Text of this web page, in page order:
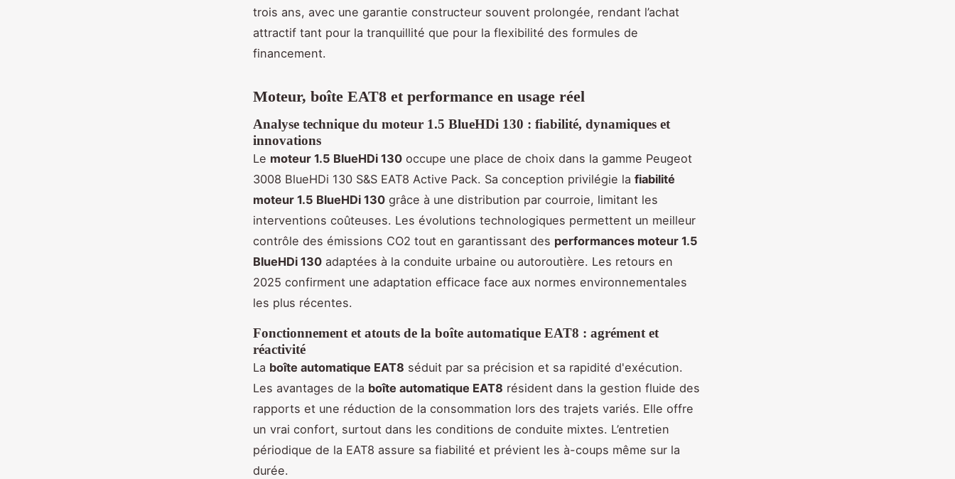
trois ans, avec une garantie constructeur souvent prolongée, rendant l’achat
attractif tant pour la tranquillité que pour la flexibilité des formules de
financement.
Moteur, boîte EAT8 et performance en usage réel
Analyse technique du moteur 1.5 BlueHDi 130 : fiabilité, dynamiques et
innovations
Le moteur 1.5 BlueHDi 130 occupe une place de choix dans la gamme Peugeot
3008 BlueHDi 130 S&S EAT8 Active Pack. Sa conception privilégie la fiabilité
moteur 1.5 BlueHDi 130 grâce à une distribution par courroie, limitant les
interventions coûteuses. Les évolutions technologiques permettent un meilleur
contrôle des émissions CO2 tout en garantissant des performances moteur 1.5
BlueHDi 130 adaptées à la conduite urbaine ou autoroutière. Les retours en
2025 confirment une adaptation efficace face aux normes environnementales
les plus récentes.
Fonctionnement et atouts de la boîte automatique EAT8 : agrément et
réactivité
La boîte automatique EAT8 séduit par sa précision et sa rapidité d'exécution.
Les avantages de la boîte automatique EAT8 résident dans la gestion fluide des
rapports et une réduction de la consommation lors des trajets variés. Elle offre
un vrai confort, surtout dans les conditions de conduite mixtes. L’entretien
périodique de la EAT8 assure sa fiabilité et prévient les à-coups même sur la
durée.